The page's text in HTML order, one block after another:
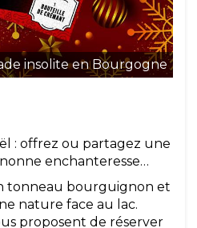
insolite en Bourgogne
: offrez ou partagez une
enchanteresse…
tonneau bourguignon et
nature face au lac.
proposent de réserver